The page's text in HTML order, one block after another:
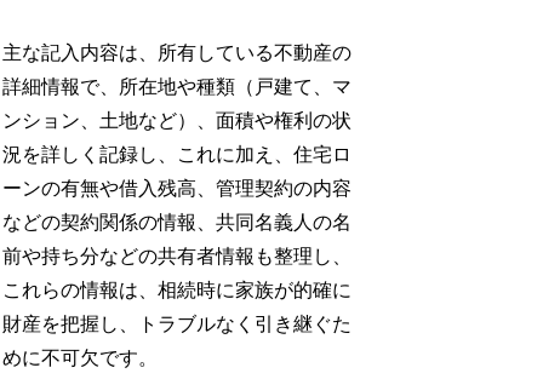
主な記入内容は、所有している不動産の
詳細情報で、所在地や種類（戸建て、マ
ンション、土地など）、面積や権利の状
況を詳しく記録し、これに加え、住宅ロ
ーンの有無や借入残高、管理契約の内容
などの契約関係の情報、共同名義人の名
前や持ち分などの共有者情報も整理し、
これらの情報は、相続時に家族が的確に
財産を把握し、トラブルなく引き継ぐた
めに不可欠です。​